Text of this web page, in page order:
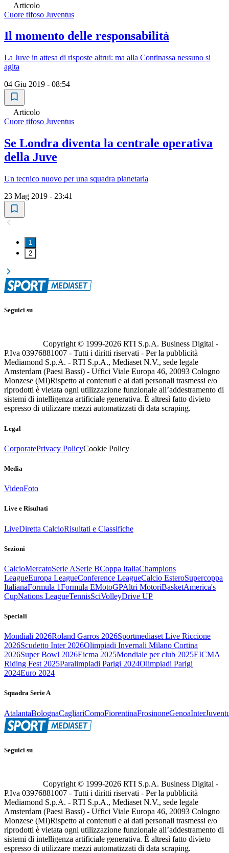
Articolo
Cuore tifoso Juventus
Il momento delle responsabilità
La Juve in attesa di risposte altrui: ma alla Continassa nessuno si
agita
04 Giu 2019 - 08:54
Articolo
Cuore tifoso Juventus
Se Londra diventa la centrale operativa
della Juve
Un tecnico nuovo per una squadra planetaria
23 Mag 2019 - 23:41
1
2
Seguici su
Copyright © 1999-2026 RTI S.p.A. Business Digital -
P.Iva 03976881007 - Tutti i diritti riservati - Per la pubblicità
Mediamond S.p.A. - RTI S.p.A., Mediaset N.V., sede legale
Amsterdam (Paesi Bassi) - Uffici Viale Europa 46, 20093 Cologno
Monzese (MI)Rispetto ai contenuti e ai dati personali trasmessi e/o
riprodotti è vietata ogni utilizzazione funzionale all’addestramento di
sistemi di intelligenza artificiale generativa. È altresì fatto divieto
espresso di utilizzare mezzi automatizzati di data scraping.
Legal
CorporatePrivacy PolicyCookie Policy
Media
VideoFoto
Live e Risultati
LiveDiretta CalcioRisultati e Classifiche
Sezioni
CalcioMercatoSerie ASerie BCoppa ItaliaChampions
LeagueEuropa LeagueConference LeagueCalcio EsteroSupercoppa
ItalianaFormula 1Formula EMotoGPAltri MotoriBasketAmerica's
CupNations LeagueTennisSciVolleyDrive UP
Speciali
Mondiali 2026Roland Garros 2026Sportmediaset Live Riccione
2026Scudetto Inter 2026Olimpiadi Invernali Milano Cortina
2026Super Bowl 2026Eicma 2025Mondiale per club 2025EICMA
Riding Fest 2025Paralimpiadi Parigi 2024Olimpiadi Parigi
2024Euro 2024
Squadra Serie A
AtalantaBolognaCagliariComoFiorentinaFrosinoneGenoaInter
Seguici su
Copyright © 1999-2026 RTI S.p.A. Business Digital -
P.Iva 03976881007 - Tutti i diritti riservati - Per la pubblicità
Mediamond S.p.A. - RTI S.p.A., Mediaset N.V., sede legale
Amsterdam (Paesi Bassi) - Uffici Viale Europa 46, 20093 Cologno
Monzese (MI)Rispetto ai contenuti e ai dati personali trasmessi e/o
riprodotti è vietata ogni utilizzazione funzionale all’addestramento di
sistemi di intelligenza artificiale generativa. È altresì fatto divieto
espresso di utilizzare mezzi automatizzati di data scraping.